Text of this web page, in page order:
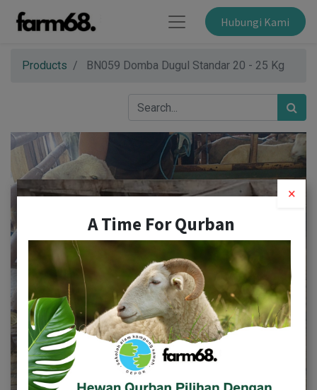
Hubungi Kami
Products BN059 Domba Dugul Standar 20 - 25 Kg
×
A Time For Qurban